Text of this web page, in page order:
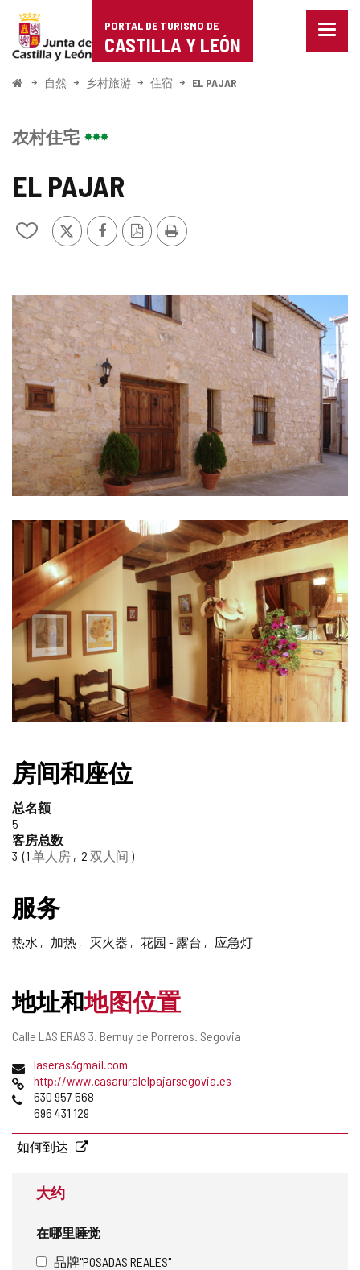
Portal
de
Turismo
Castilla
León
PORTAL DE TURISMO DE
CASTILLA Y LEÓN
菜
开
自然 乡村旅游 住宿 EL PAJAR
EL PAJAR
从
记
本
中
添
加/
删
除
推
特
FacebookPDF
版
打
印
图
片
库
农村住宅
房间和座位
总名额
5
客房总数
3
1 单人房 2 双人间
服务
热水 加热 灭火器 花园 - 露台 应急灯
地址和地图位置
邮
地
址
Calle LAS ERAS 3. Bernuy de Porreros. Segovia
电
子
邮
址
laseras3gmail.com
网
页
http://www.casaruralelpajarsegovia.es
电
630 957 568
696 431 129
如何到达
大约
在哪里睡觉
品牌"POSADAS REALES"